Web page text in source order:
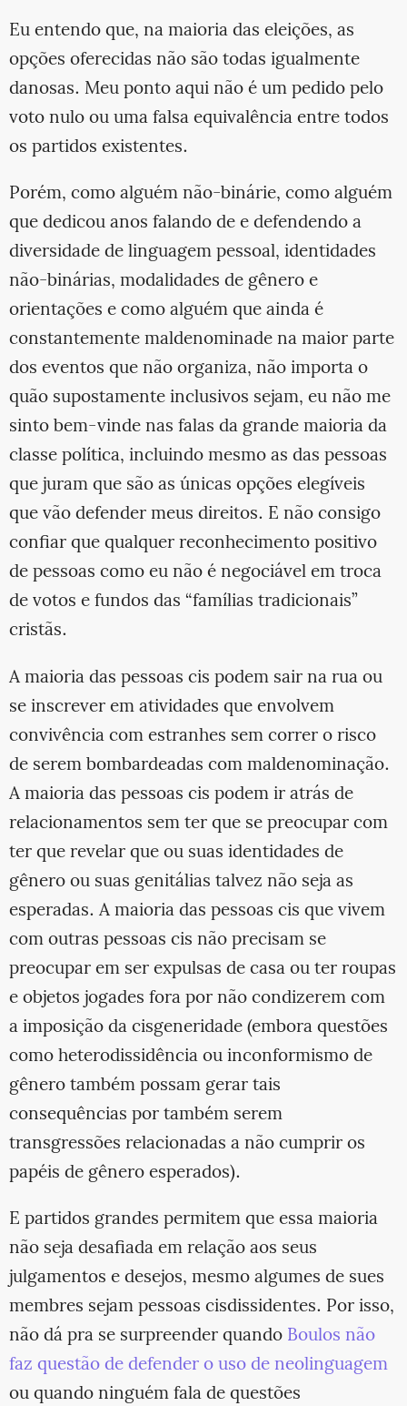
Eu entendo que, na maioria das eleições, as
opções oferecidas não são todas igualmente
danosas. Meu ponto aqui não é um pedido pelo
voto nulo ou uma falsa equivalência entre todos
os partidos existentes.
Porém, como alguém não-binárie, como alguém
que dedicou anos falando de e defendendo a
diversidade de linguagem pessoal, identidades
não-binárias, modalidades de gênero e
orientações e como alguém que ainda é
constantemente maldenominade na maior parte
dos eventos que não organiza, não importa o
quão supostamente inclusivos sejam, eu não me
sinto bem-vinde nas falas da grande maioria da
classe política, incluindo mesmo as das pessoas
que juram que são as únicas opções elegíveis
que vão defender meus direitos. E não consigo
confiar que qualquer reconhecimento positivo
de pessoas como eu não é negociável em troca
de votos e fundos das “famílias tradicionais”
cristãs.
A maioria das pessoas cis podem sair na rua ou
se inscrever em atividades que envolvem
convivência com estranhes sem correr o risco
de serem bombardeadas com maldenominação.
A maioria das pessoas cis podem ir atrás de
relacionamentos sem ter que se preocupar com
ter que revelar que ou suas identidades de
gênero ou suas genitálias talvez não seja as
esperadas. A maioria das pessoas cis que vivem
com outras pessoas cis não precisam se
preocupar em ser expulsas de casa ou ter roupas
e objetos jogades fora por não condizerem com
a imposição da cisgeneridade (embora questões
como heterodissidência ou inconformismo de
gênero também possam gerar tais
consequências por também serem
transgressões relacionadas a não cumprir os
papéis de gênero esperados).
E partidos grandes permitem que essa maioria
não seja desafiada em relação aos seus
julgamentos e desejos, mesmo algumes de sues
membres sejam pessoas cisdissidentes. Por isso,
não dá pra se surpreender quando Boulos não
faz questão de defender o uso de neolinguagem
ou quando ninguém fala de questões